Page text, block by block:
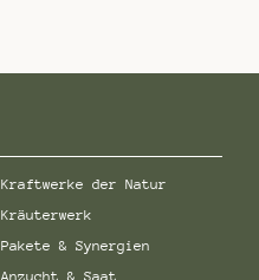
Kraftwerke der Natur
Kräuterwerk
Pakete & Synergien
Anzucht & Saat